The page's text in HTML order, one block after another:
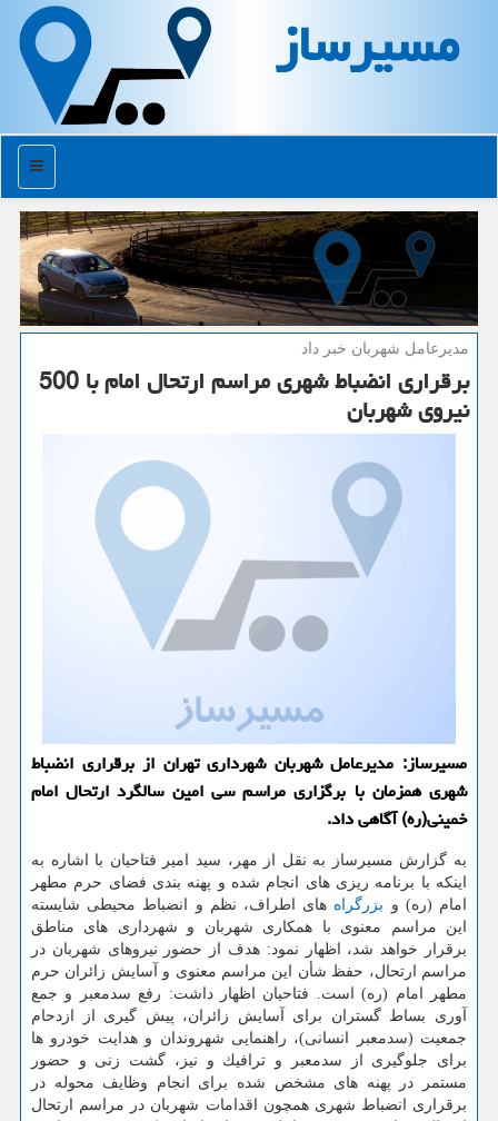
مسیرساز
منو
مدیرعامل شهربان خبر داد
برقراری انضباط شهری مراسم ارتحال امام با 500
نیروی شهربان
مسیرساز: مدیرعامل شهربان شهرداری تهران از برقراری انضباط
شهری همزمان با برگزاری مراسم سی امین سالگرد ارتحال امام
خمینی(ره) آگاهی داد.
به گزارش مسیرساز به نقل از مهر، سید امیر فتاحیان با اشاره به
اینكه با برنامه ریزی های انجام شده و پهنه بندی فضای حرم مطهر
امام (ره) و بزرگراه های اطراف، نظم و انضباط محیطی شایسته
این مراسم معنوی با همكاری شهربان و شهرداری های مناطق
برقرار خواهد شد، اظهار نمود: هدف از حضور نیروهای شهربان در
مراسم ارتحال، حفظ شأن این مراسم معنوی و آسایش زائران حرم
مطهر امام (ره) است. فتاحیان اظهار داشت: رفع سدمعبر و جمع
آوری بساط گستران برای آسایش زائران، پیش گیری از ازدحام
جمعیت (سدمعبر انسانی)، راهنمایی شهروندان و هدایت خودرو ها
برای جلوگیری از سدمعبر و ترافیك و نیز، گشت زنی و حضور
مستمر در پهنه های مشخص شده برای انجام وظایف محوله در
برقراری انضباط شهری همچون اقدامات شهربان در مراسم ارتحال